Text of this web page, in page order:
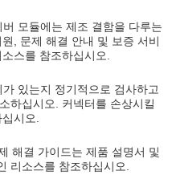
모듈에는 제조 결함을 다루는
, 문제 해결 안내 및 보증 서비
스를 참조하십시오.
있는지 정기적으로 검사하고
하십시오. 커넥터를 손상시킬
시오.
해결 가이드는 제품 설명서 및
리소스를 참조하십시오.